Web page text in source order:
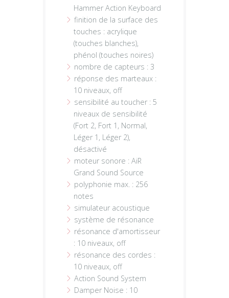
Hammer Action Keyboard
finition de la surface des
touches : acrylique
(touches blanches),
phénol (touches noires)
nombre de capteurs : 3
réponse des marteaux :
10 niveaux, off
sensibilité au toucher : 5
niveaux de sensibilité
(Fort 2, Fort 1, Normal,
Léger 1, Léger 2),
désactivé
moteur sonore : AiR
Grand Sound Source
polyphonie max. : 256
notes
simulateur acoustique
système de résonance
résonance d'amortisseur
: 10 niveaux, off
résonance des cordes :
10 niveaux, off
Action Sound System
Damper Noise : 10